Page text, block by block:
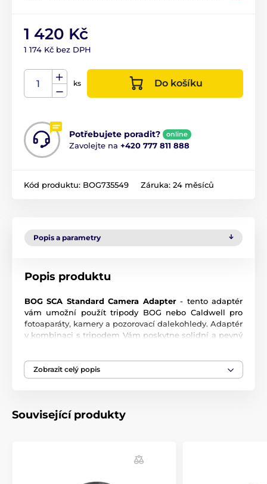
1 420 Kč
1 174 Kč bez DPH
ks Do košíku
Potřebujete poradit? online
Zavolejte na +420 777 811 888
Kód produktu: BOG735549 Záruka: 24 měsíců
Popis a parametry
Popis produktu
BOG SCA Standard Camera Adapter- tento adaptér
vám umožní použít tripody BOG nebo Caldwell pro
fotoaparáty, kamery a pozorovací dalekohledy. Adaptér
v kombinaci s tripodem Vám poskytne solidní a pevný
Adaptér je vybaven kloubem pro nastavení náklonu.
Vodováha pro kontrolu roviny. Adaptér je vybaven
Zobrazit celý popis
Související produkty